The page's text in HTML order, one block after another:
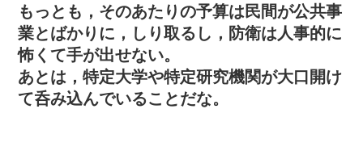
もっとも，そのあたりの予算は民間が公共事
業とばかりに，しり取るし，防衛は人事的に
怖くて手が出せない。
あとは，特定大学や特定研究機関が大口開け
て呑み込んでいることだな。